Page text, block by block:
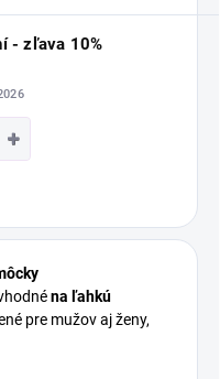
- zľava 10%
+
na ľahkú
pre mužov aj ženy,